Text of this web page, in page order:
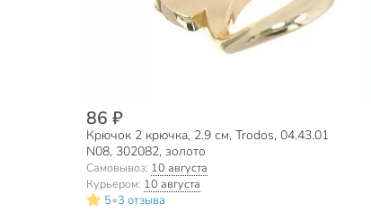
86 ₽
Крючок 2 крючка, 2.9 см, Trodos, 04.43.01
N08, 302082, золото
Самовывоз: 10 августа
Курьером: 10 августа
5•3 отзыва